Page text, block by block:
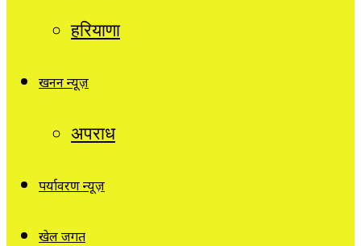
हरियाणा
खनन न्यूज़
अपराध
पर्यावरण न्यूज़
खेल जगत